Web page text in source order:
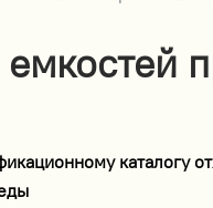
каталогу